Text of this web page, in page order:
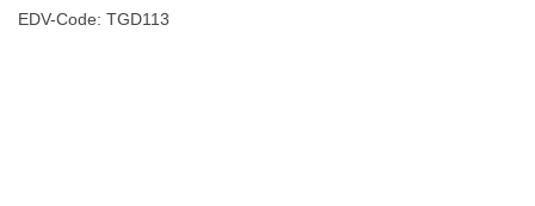
EDV-Code: TGD113